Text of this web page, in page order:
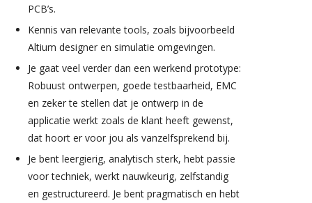
PCB’s.
Kennis van relevante tools, zoals bijvoorbeeld
Altium designer en simulatie omgevingen.
Je gaat veel verder dan een werkend prototype:
Robuust ontwerpen, goede testbaarheid, EMC
en zeker te stellen dat je ontwerp in de
applicatie werkt zoals de klant heeft gewenst,
dat hoort er voor jou als vanzelfsprekend bij.
Je bent leergierig, analytisch sterk, hebt passie
voor techniek, werkt nauwkeurig, zelfstandig
en gestructureerd. Je bent pragmatisch en hebt